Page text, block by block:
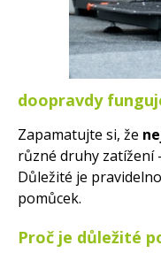
doopravdy
Zapamatujte si, že
různé druhy zatížení
Důležité je
pomůcek.
Proč je důležité